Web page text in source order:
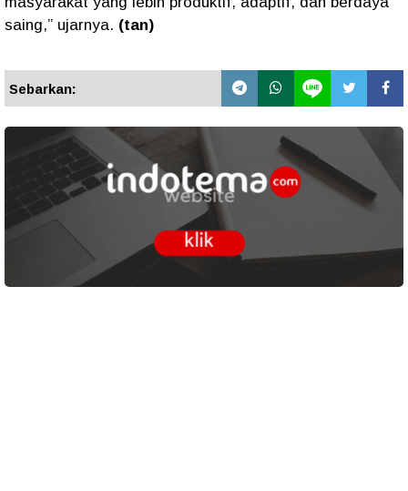
saing,” ujarnya. (tan)
Sebarkan: